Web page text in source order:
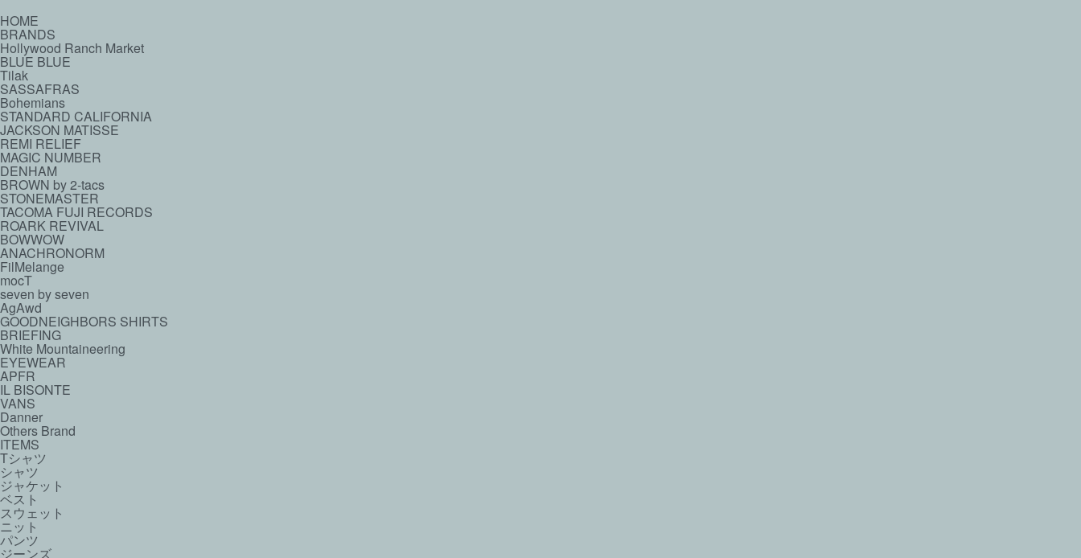
HOME
BRANDS
Hollywood Ranch Market
BLUE BLUE
Tilak
SASSAFRAS
Bohemians
STANDARD CALIFORNIA
JACKSON MATISSE
REMI RELIEF
MAGIC NUMBER
DENHAM
BROWN by 2-tacs
STONEMASTER
TACOMA FUJI RECORDS
ROARK REVIVAL
BOWWOW
ANACHRONORM
FilMelange
mocT
seven by seven
AgAwd
GOODNEIGHBORS SHIRTS
BRIEFING
White Mountaineering
EYEWEAR
APFR
IL BISONTE
VANS
Danner
Others Brand
ITEMS
Tシャツ
シャツ
ジャケット
ベスト
スウェット
ニット
パンツ
ジーンズ